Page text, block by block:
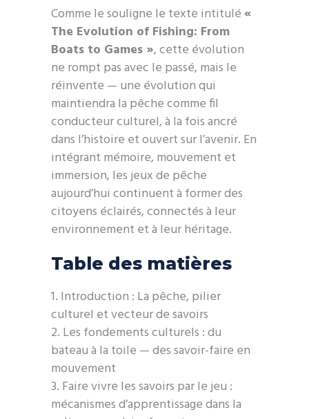
Comme le souligne le texte intitulé «
The Evolution of Fishing: From
Boats to Games », cette évolution
ne rompt pas avec le passé, mais le
réinvente — une évolution qui
maintiendra la pêche comme fil
conducteur culturel, à la fois ancré
dans l’histoire et ouvert sur l’avenir. En
intégrant mémoire, mouvement et
immersion, les jeux de pêche
aujourd’hui continuent à former des
citoyens éclairés, connectés à leur
environnement et à leur héritage.
Table des matières
Introduction : La pêche, pilier
culturel et vecteur de savoirs
Les fondements culturels : du
bateau à la toile — des savoir-faire en
mouvement
Faire vivre les savoirs par le jeu :
mécanismes d’apprentissage dans la